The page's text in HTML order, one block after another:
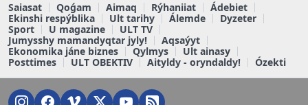
Saiasat Qoǵam Aimaq Rýhaniiat
Ádebiet
Ekinshi respýblika
Ult tarihy Álemde
Dyzeter
Sport
U magazine
ULT TV
Jumysshy mamandyqtar jyly!
Aqsaýyt
Ekonomika jáne biznes
Qylmys
Ult ainasy
Posttimes
ULT OBEKTIV Aityldy - oryndaldy! Ózekti